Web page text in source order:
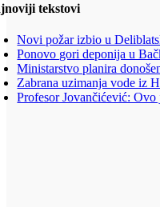
tekstovi
Novi požar izbio u
Ponovo gori deponija u
Ministarstvo planira
Zabrana uzimanja vode iz
Profesor Jovančićević: